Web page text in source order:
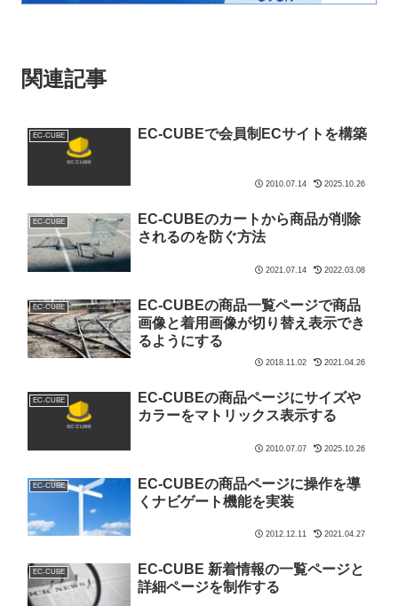
関連記事
EC-CUBE EC-CUBEで会員制ECサイトを構築
2010.07.14 2025.10.26
EC-CUBE
EC-CUBEのカートから商品が削除
されるのを防ぐ方法
2021.07.14 2022.03.08
EC-CUBE
EC-CUBEの商品一覧ページで商品
画像と着用画像が切り替え表示でき
るようにする
2018.11.02 2021.04.26
EC-CUBE
EC-CUBEの商品ページにサイズや
カラーをマトリックス表示する
2010.07.07 2025.10.26
EC-CUBE
EC-CUBEの商品ページに操作を導
くナビゲート機能を実装
2012.12.11 2021.04.27
EC-CUBE
EC-CUBE 新着情報の一覧ページと
詳細ページを制作する